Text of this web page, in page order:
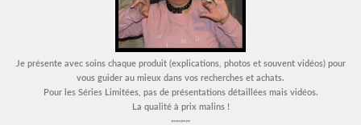
Je présente avec soins chaque produit (explications, photos et souvent vidéos) pour
vous guider au mieux dans vos recherches et achats.
Pour les Séries Limitées, pas de présentations détaillées mais vidéos.
La qualité à prix malins !
~~~~